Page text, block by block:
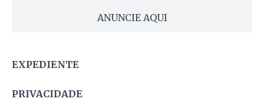
ANUNCIE AQUI
EXPEDIENTE
PRIVACIDADE